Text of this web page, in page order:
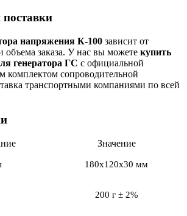
напряжения К-100 зависит от
объема заказа. У нас вы можете купить
генератора ГС с официальной
комплектом сопроводительной
транспортными компаниями по всей
Значение
180х120х30 мм
200 г ± 2%